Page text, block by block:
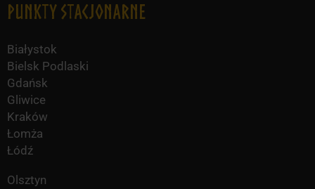
Punkty Stacjonarne
Białystok
Bielsk Podlaski
Gdańsk
Gliwice
Kraków
Łomża
Łódź
Olsztyn